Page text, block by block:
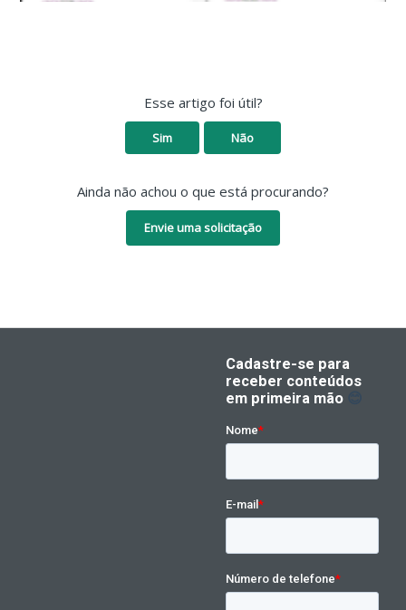
Esse artigo foi útil?
Sim Não
Ainda não achou o que está procurando?
Envie uma solicitação